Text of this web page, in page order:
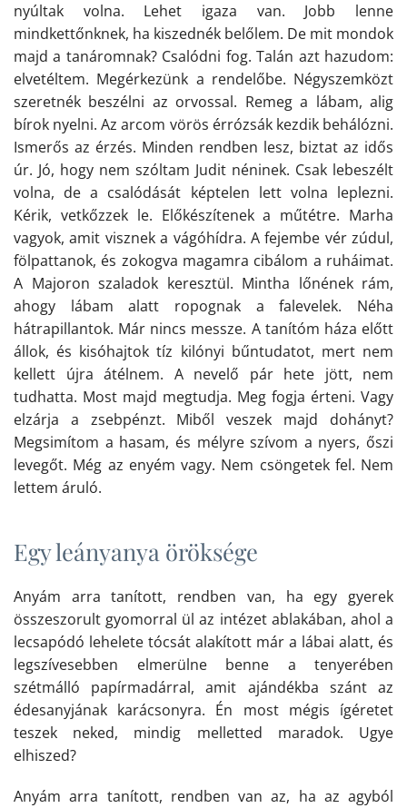
nyúltak volna. Lehet igaza van. Jobb lenne
mindkettőnknek, ha kiszednék belőlem. De mit mondok
majd a tanáromnak? Csalódni fog. Talán azt hazudom:
elvetéltem. Megérkezünk a rendelőbe. Négyszemközt
szeretnék beszélni az orvossal. Remeg a lábam, alig
bírok nyelni. Az arcom vörös érrózsák kezdik behálózni.
Ismerős az érzés. Minden rendben lesz, biztat az idős
úr. Jó, hogy nem szóltam Judit néninek. Csak lebeszélt
volna, de a csalódását képtelen lett volna leplezni.
Kérik, vetkőzzek le. Előkészítenek a műtétre. Marha
vagyok, amit visznek a vágóhídra. A fejembe vér zúdul,
fölpattanok, és zokogva magamra cibálom a ruháimat.
A Majoron szaladok keresztül. Mintha lőnének rám,
ahogy lábam alatt ropognak a falevelek. Néha
hátrapillantok. Már nincs messze. A tanítóm háza előtt
állok, és kisóhajtok tíz kilónyi bűntudatot, mert nem
kellett újra átélnem. A nevelő pár hete jött, nem
tudhatta. Most majd megtudja. Meg fogja érteni. Vagy
elzárja a zsebpénzt. Miből veszek majd dohányt?
Megsimítom a hasam, és mélyre szívom a nyers, őszi
levegőt. Még az enyém vagy. Nem csöngetek fel. Nem
lettem áruló.
Egy leányanya öröksége
Anyám arra tanított, rendben van, ha egy gyerek
összeszorult gyomorral ül az intézet ablakában, ahol a
lecsapódó lehelete tócsát alakított már a lábai alatt, és
legszívesebben elmerülne benne a tenyerében
szétmálló papírmadárral, amit ajándékba szánt az
édesanyjának karácsonyra. Én most mégis ígéretet
teszek neked, mindig melletted maradok. Ugye
elhiszed?
Anyám arra tanított, rendben van az, ha az agyból